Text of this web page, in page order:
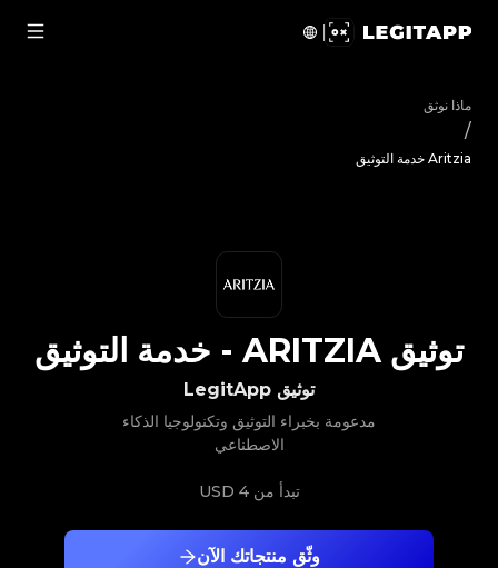
ماذا نوثق
/
Aritzia خدمة التوثيق
وثّق منتجاتك الآن
توثيق LegitApp
مدعومة بخبراء التوثيق وتكنولوجيا الذكاء
الاصطناعي
تبدأ من4 USD
توثيق ARITZIA
- خدمة التوثيق